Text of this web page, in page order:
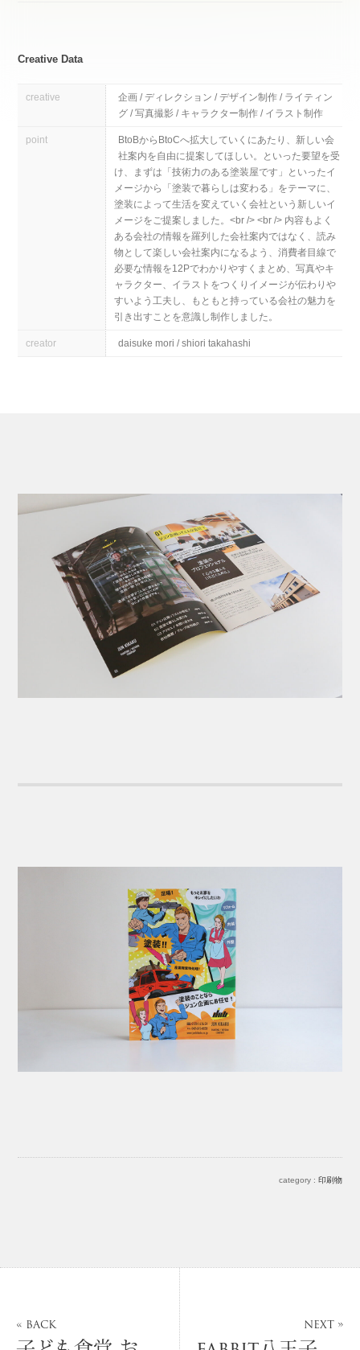
Creative Data
creative
企画 / ディレクション / デザイン制作 / ライティン
グ / 写真撮影 / キャラクター制作 / イラスト制作
point
BtoBからBtoCへ拡大していくにあたり、新しい会
社案内を自由に提案してほしい。といった要望を受
け、まずは「技術力のある塗装屋です」といったイ
メージから「塗装で暮らしは変わる」をテーマに、
塗装によって生活を変えていく会社という新しいイ
メージをご提案しました。<br /> <br /> 内容もよく
ある会社の情報を羅列した会社案内ではなく、読み
物として楽しい会社案内になるよう、消費者目線で
必要な情報を12Pでわかりやすくまとめ、写真やキ
ャラクター、イラストをつくりイメージが伝わりや
すいよう工夫し、もともと持っている会社の魅力を
引き出すことを意識し制作しました。
creator daisuke mori / shiori takahashi
category : 印刷物
« BACK NEXT »